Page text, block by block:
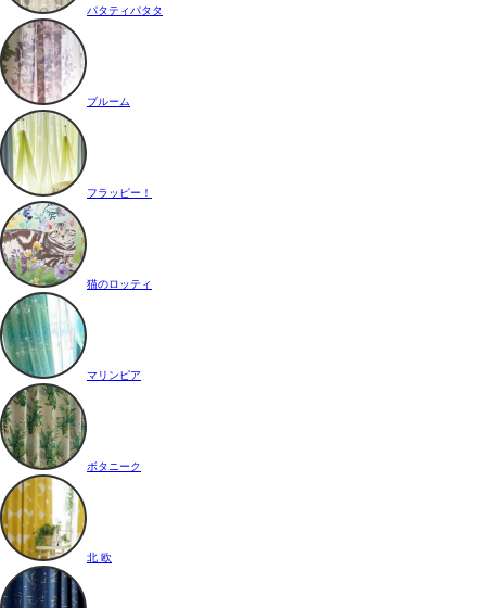
パタティパタタ
ブルーム
フラッピー！
猫のロッティ
マリンピア
ボタニーク
北 欧